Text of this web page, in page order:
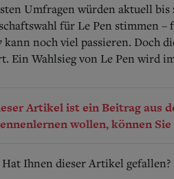
Umfragen würden aktuell
für Le Pen stimmen –
kann noch viel passieren. Doch
Ein Wahlsieg von Le Pen wird
Artikel ist ein Beitrag aus
wollen, können Sie
Hat Ihnen dieser Artikel